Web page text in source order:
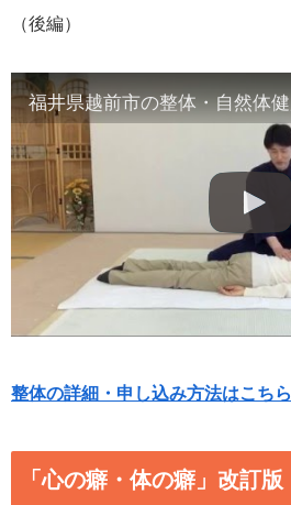
（後編）
整体の詳細・申し込み方法はこちら
「心の癖・体の癖」改訂版